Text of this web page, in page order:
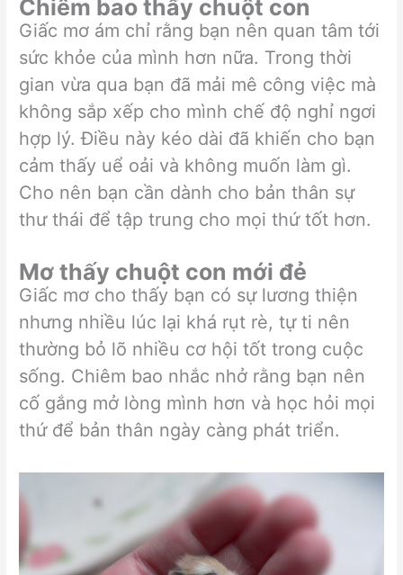
Chiêm bao thấy chuột con
Giấc mơ ám chỉ rằng bạn nên quan tâm tới
sức khỏe của mình hơn nữa. Trong thời
gian vừa qua bạn đã mải mê công việc mà
không sắp xếp cho mình chế độ nghỉ ngơi
hợp lý. Điều này kéo dài đã khiến cho bạn
cảm thấy uể oải và không muốn làm gì.
Cho nên bạn cần dành cho bản thân sự
thư thái để tập trung cho mọi thứ tốt hơn.
Mơ thấy chuột con mới đẻ
Giấc mơ cho thấy bạn có sự lương thiện
nhưng nhiều lúc lại khá rụt rè, tự ti nên
thường bỏ lõ nhiều cơ hội tốt trong cuộc
sống. Chiêm bao nhắc nhở rằng bạn nên
cố gắng mở lòng mình hơn và học hỏi mọi
thứ để bản thân ngày càng phát triển.